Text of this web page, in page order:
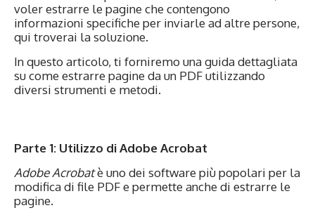
voler estrarre le pagine che contengono
informazioni specifiche per inviarle ad altre persone,
qui troverai la soluzione.
In questo articolo, ti forniremo una guida dettagliata
su come estrarre pagine da un PDF utilizzando
diversi strumenti e metodi.
Parte 1: Utilizzo di Adobe Acrobat
Adobe Acrobatè uno dei software più popolari per la
modifica di file PDF e permette anche di estrarre le
pagine.